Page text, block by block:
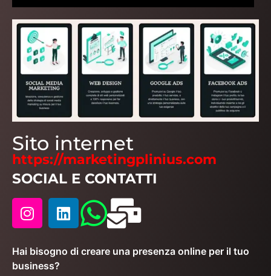
Sito internet
https://marketingplinius.com
SOCIAL E CONTATTI
Hai bisogno di creare una presenza online per il tuo
business?